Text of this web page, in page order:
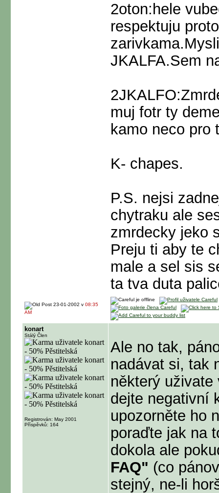
2oton:hele
respektuju
JKALFA.Sem
muj fotr ty
kamo neco pro
K- chapes.
P.S. nejsi
chytraku ale
zmrdecky jeko
Preju ti aby te
male a sel sis
ta tva duta
23-01-2002 v 08:35
AM
konart
Stálý Člen
Registrován: May 2001
Příspěvků: 164
Ale no tak,
nadávat si, tak
některý
dejte negativní
upozorněte ho
poraďte jak na
dokola ale
FAQ" (co
stejný, ne-li